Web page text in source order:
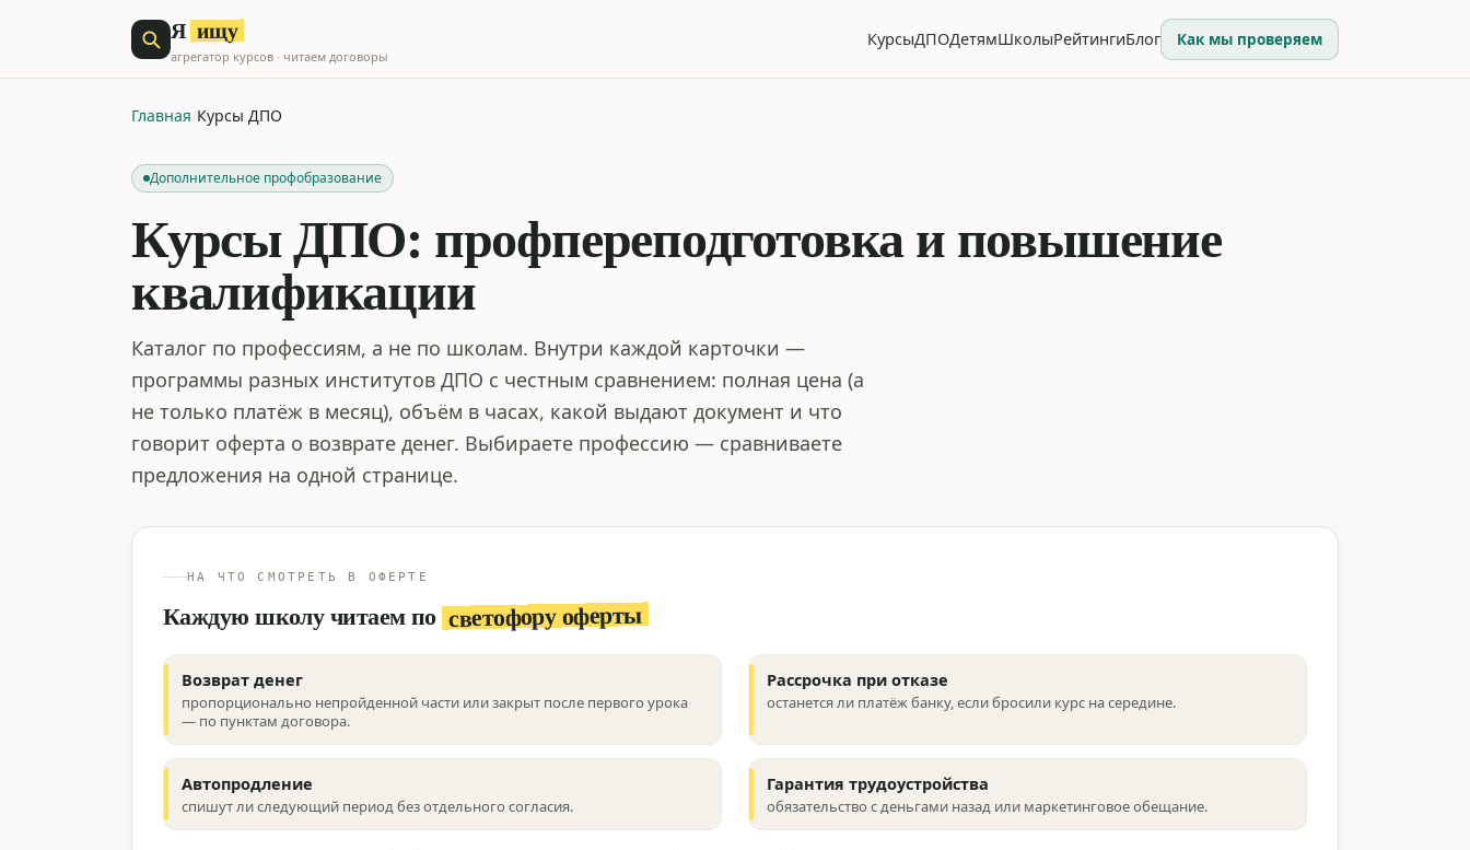
Я ищу
агрегатор курсов · читаем договоры
КурсыДПОДетямШколыРейтингиБлог Как мы проверяем
Главная/Курсы ДПО
Дополнительное профобразование
Курсы ДПО: профпереподготовка и повышение
квалификации
Каталог по профессиям, а не по школам. Внутри каждой карточки —
программы разных институтов ДПО с честным сравнением: полная цена (а
не только платёж в месяц), объём в часах, какой выдают документ и что
говорит оферта о возврате денег. Выбираете профессию — сравниваете
предложения на одной странице.
НА ЧТО СМОТРЕТЬ В ОФЕРТЕ
Каждую школу читаем посветофору оферты
Возврат денег
пропорционально непройденной части или закрыт после первого урока
— по пунктам договора.
Рассрочка при отказе
останется ли платёж банку, если бросили курс на середине.
Автопродление
спишут ли следующий период без отдельного согласия.
Гарантия трудоустройства
обязательство с деньгами назад или маркетинговое обещание.